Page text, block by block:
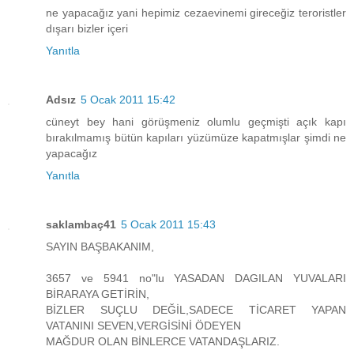
ne yapacağız yani hepimiz cezaevinemi gireceğiz teroristler
dışarı bizler içeri
Yanıtla
Adsız 5 Ocak 2011 15:42
cüneyt bey hani görüşmeniz olumlu geçmişti açık kapı
bırakılmamış bütün kapıları yüzümüze kapatmışlar şimdi ne
yapacağız
Yanıtla
saklambaç41 5 Ocak 2011 15:43
SAYIN BAŞBAKANIM,
3657 ve 5941 no"lu YASADAN DAGILAN YUVALARI
BİRARAYA GETİRİN,
BİZLER SUÇLU DEĞİL,SADECE TİCARET YAPAN
VATANINI SEVEN,VERGİSİNİ ÖDEYEN
MAĞDUR OLAN BİNLERCE VATANDAŞLARIZ.